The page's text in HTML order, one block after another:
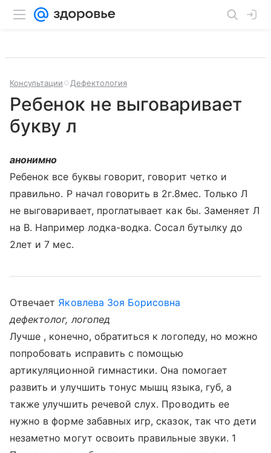
Консультации Дефектология
Ребенок не выговаривает
букву л
анонимно
Ребенок все буквы говорит, говорит четко и
правильно. Р начал говорить в 2г.8мес. Только Л
не выговаривает, проглатывает как бы. Заменяет Л
на В. Например лодка-водка. Сосал бутылку до
2лет и 7 мес.
Отвечает Яковлева Зоя Борисовна
дефектолог, логопед
Лучше , конечно, обратиться к логопеду, но можно
попробовать исправить с помощью
артикуляционной гимнастики. Она помогает
развить и улучшить тонус мышц языка, губ, а
также улучшить речевой слух. Проводить ее
нужно в форме забавных игр, сказок, так что дети
незаметно могут освоить правильные звуки. 1